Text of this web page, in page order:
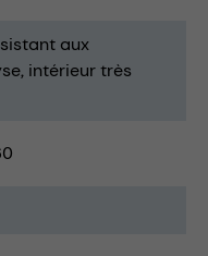
aux
intérieur très